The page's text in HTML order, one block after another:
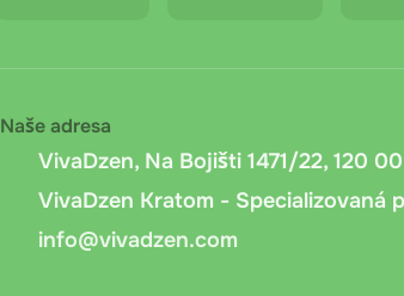
Naše adresa
VivaDzen, Na Bojišti 1471/22, 120
VivaDzen Kratom - Specializovaná
info@vivadzen.com